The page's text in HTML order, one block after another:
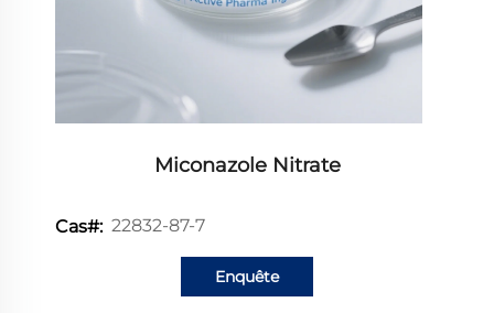
Miconazole Nitrate
Cas#: 22832-87-7
Enquête